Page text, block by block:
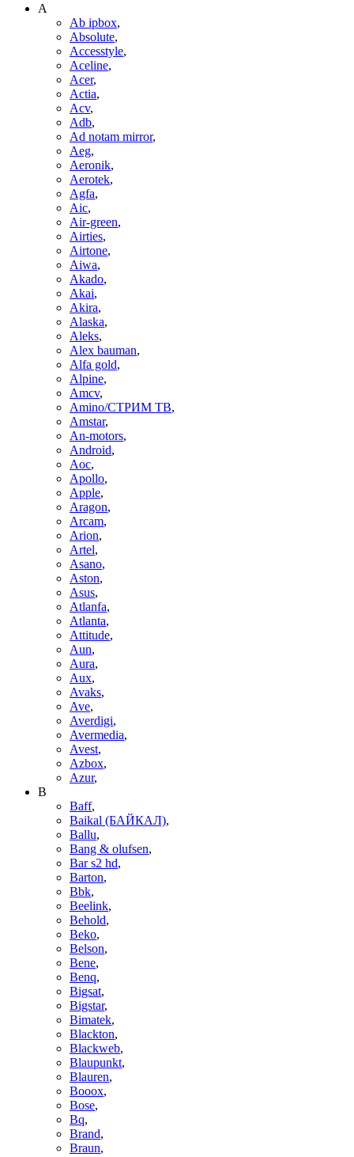
A
Ab ipbox,
Absolute,
Accesstyle,
Aceline,
Acer,
Actia,
Acv,
Adb,
Ad notam mirror,
Aeg,
Aeronik,
Aerotek,
Agfa,
Aic,
Air-green,
Airties,
Airtone,
Aiwa,
Akado,
Akai,
Akira,
Alaska,
Aleks,
Alex bauman,
Alfa gold,
Alpine,
Amcv,
Amino/СТРИМ ТВ,
Amstar,
An-motors,
Android,
Aoc,
Apollo,
Apple,
Aragon,
Arcam,
Arion,
Artel,
Asano,
Aston,
Asus,
Atlanfa,
Atlanta,
Attitude,
Aun,
Aura,
Aux,
Avaks,
Ave,
Averdigi,
Avermedia,
Avest,
Azbox,
Azur,
B
Baff,
Baikal (БАЙКАЛ),
Ballu,
Bang & olufsen,
Bar s2 hd,
Barton,
Bbk,
Beelink,
Behold,
Beko,
Belson,
Bene,
Benq,
Bigsat,
Bigstar,
Bimatek,
Blackton,
Blackweb,
Blaupunkt,
Blauren,
Booox,
Bose,
Bq,
Brand,
Braun,